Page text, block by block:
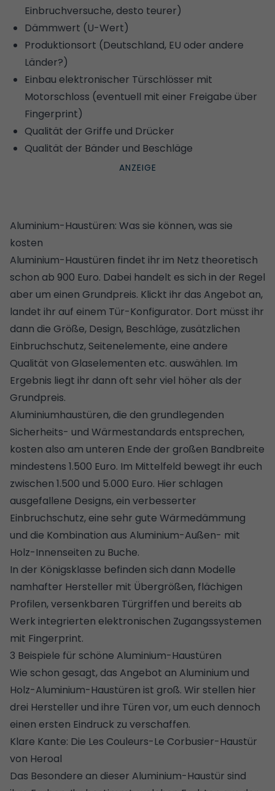
Einbruchversuche, desto teurer)
Dämmwert (U-Wert)
Produktionsort (Deutschland, EU oder andere
Länder?)
Einbau elektronischer Türschlösser mit
Motorschloss (eventuell mit einer Freigabe über
Fingerprint)
Qualität der Griffe und Drücker
Qualität der Bänder und Beschläge
Aluminium-Haustüren: Was sie können, was sie
kosten
Aluminium-Haustüren findet ihr im Netz theoretisch
schon ab 900 Euro. Dabei handelt es sich in der Regel
aber um einen Grundpreis. Klickt ihr das Angebot an,
landet ihr auf einem Tür-Konfigurator. Dort müsst ihr
dann die Größe, Design, Beschläge, zusätzlichen
Einbruchschutz, Seitenelemente, eine andere
Qualität von Glaselementen etc. auswählen. Im
Ergebnis liegt ihr dann oft sehr viel höher als der
Grundpreis.
Aluminiumhaustüren, die den grundlegenden
Sicherheits- und Wärmestandards entsprechen,
kosten also am unteren Ende der großen Bandbreite
mindestens 1.500 Euro. Im Mittelfeld bewegt ihr euch
zwischen 1.500 und 5.000 Euro. Hier schlagen
ausgefallene Designs, ein verbesserter
Einbruchschutz, eine sehr gute Wärmedämmung
und die Kombination aus Aluminium-Außen- mit
Holz-Innenseiten zu Buche.
In der Königsklasse befinden sich dann Modelle
namhafter Hersteller mit Übergrößen, flächigen
Profilen, versenkbaren Türgriffen und bereits ab
Werk integrierten elektronischen Zugangssystemen
mit Fingerprint.
3 Beispiele für schöne Aluminium-Haustüren
Wie schon gesagt, das Angebot an Aluminium und
Holz-Aluminium-Haustüren ist groß. Wir stellen hier
drei Hersteller und ihre Türen vor, um euch dennoch
einen ersten Eindruck zu verschaffen.
Klare Kante: Die Les Couleurs-Le Corbusier-Haustür
von Heroal
Das Besondere an dieser Aluminium-Haustür sind